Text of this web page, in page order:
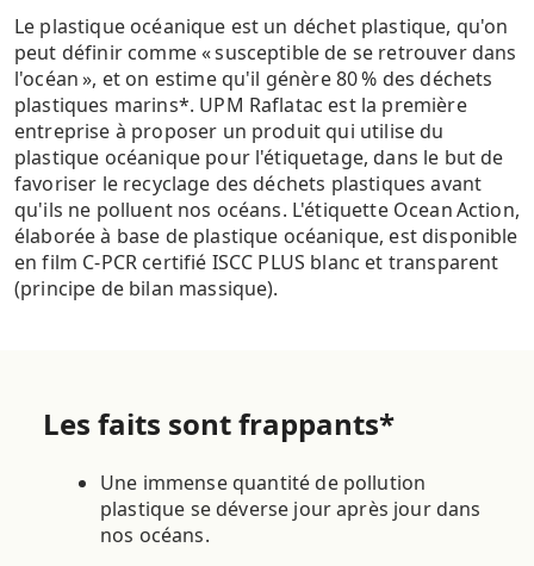
Le plastique océanique est un déchet plastique, qu'on
peut définir comme « susceptible de se retrouver dans
l'océan », et on estime qu'il génère 80 % des déchets
plastiques marins*. UPM Raflatac est la première
entreprise à proposer un produit qui utilise du
plastique océanique pour l'étiquetage, dans le but de
favoriser le recyclage des déchets plastiques avant
qu'ils ne polluent nos océans. L'étiquette Ocean Action,
élaborée à base de plastique océanique, est disponible
en film C-PCR certifié ISCC PLUS blanc et transparent
(principe de bilan massique).
Les faits sont frappants*
Une immense quantité de pollution
plastique se déverse jour après jour dans
nos océans.